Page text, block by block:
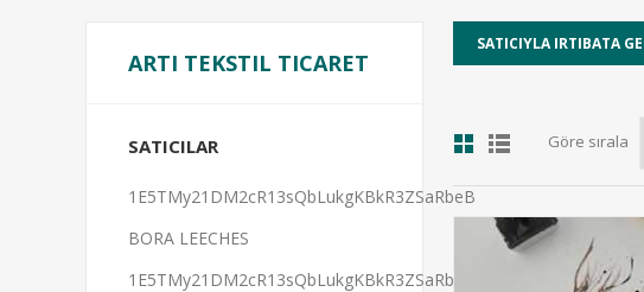
Göre sırala
ARTI TEKSTIL TICARET
SATICILAR
1E5TMy21DM2cR13sQbLukgKBkR3ZSaRbeB
BORA LEECHES
1E5TMy21DM2cR13sQbLukgKBkR3ZSaRbeB